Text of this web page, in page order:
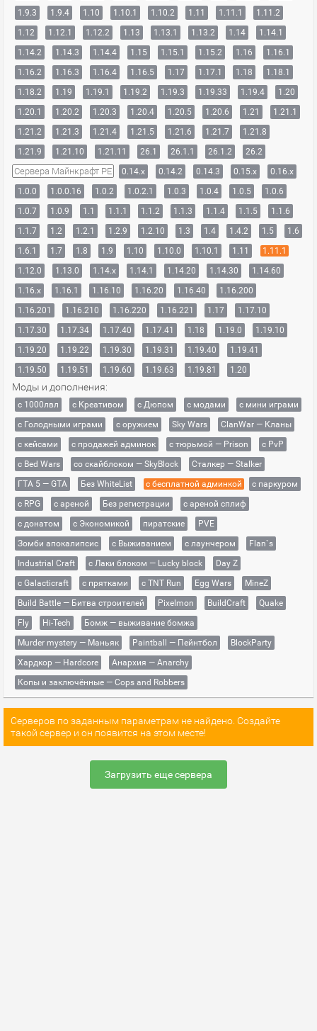
1.9.3
1.9.4 1.10 1.10.1 1.10.2 1.11 1.11.1
1.11.2
1.12
1.12.1 1.12.2 1.13 1.13.1 1.13.2 1.14
1.14.1
1.14.2
1.14.3 1.14.4 1.15 1.15.1 1.15.2 1.16
1.16.1
1.16.2
1.16.3 1.16.4 1.16.5 1.17 1.17.1 1.18
1.18.1
1.18.2
1.19 1.19.1 1.19.2 1.19.3 1.19.33 1.19.4
1.20
1.20.1
1.20.2 1.20.3 1.20.4 1.20.5 1.20.6 1.21
1.21.1
1.21.2
1.21.3 1.21.4 1.21.5 1.21.6 1.21.7
1.21.8
1.21.9
1.21.10 1.21.11 26.1 26.1.1 26.1.2 26.2
Сервера Майнкрафт PE 0.14.x 0.14.2 0.14.3 0.15.x
0.16.x
1.0.0
1.0.0.16 1.0.2 1.0.2.1 1.0.3 1.0.4 1.0.5
1.0.6
1.0.7
1.0.9 1.1 1.1.1 1.1.2 1.1.3 1.1.4 1.1.5
1.1.6
1.1.7
1.2 1.2.1 1.2.9 1.2.10 1.3 1.4 1.4.2 1.5
1.6
1.6.1
1.7 1.8 1.9 1.10 1.10.0 1.10.1 1.11
1.11.1
1.12.0
1.13.0 1.14.x 1.14.1 1.14.20 1.14.30
1.14.60
1.16.x
1.16.1 1.16.10 1.16.20 1.16.40
1.16.200
1.16.201
1.16.210 1.16.220 1.16.221 1.17
1.17.10
1.17.30
1.17.34 1.17.40 1.17.41 1.18 1.19.0
1.19.10
1.19.20
1.19.22 1.19.30 1.19.31 1.19.40
1.19.41
1.19.50
1.19.51 1.19.60 1.19.63 1.19.81 1.20
Моды и дополнения:
с 1000лвл c Креативом с Дюпом с модами
с мини играми
с Голодными играми
с оружием Sky Wars
ClanWar — Кланы
с кейсами
с продажей админок с тюрьмой — Prison
с PvP
с Bed Wars
со скайблоком — SkyBlock
Сталкер — Stalker
ГТА 5 — GTA
Без WhiteList с бесплатной админкой
с паркуром
с RPG
с ареной Без регистрации
с ареной сплиф
с донатом
с Экономикой пиратские
PVE
Зомби апокалипсис
с Выживанием с лаунчером
Flan`s
Industrial Craft
с Лаки блоком — Lucky block
Day Z
с Galacticraft
с прятками с TNT Run Egg Wars
MineZ
Build Battle — Битва строителей
Pixelmon BuildCraft
Quake
Fly
Hi-Tech
Бомж — выживание бомжа
Murder mystery — Маньяк
Paintball — Пейнтбол
BlockParty
Хардкор — Hardcore
Анархия — Anarchy
Копы и заключённые — Cops and Robbers
Серверов по заданным параметрам не найдено. Создайте
такой сервер и он появится на этом месте!
Загрузить еще сервера